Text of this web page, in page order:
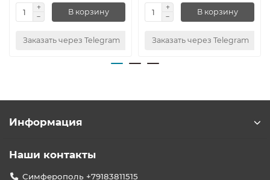
В корзину
Заказать через Telegram
В корзину
Заказать через Telegram
Информация
Наши контакты
Симферополь +79183811515